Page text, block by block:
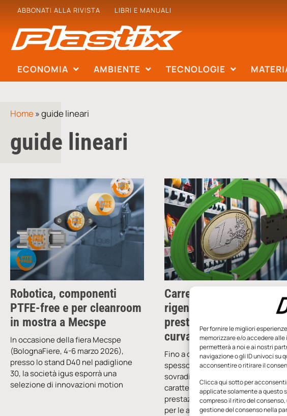
Per fornire le migliori
memorizzare e/o accedere
permetterà a noi e ai nostri
navigazione o gli ID univoci su
acconsentire o ritirare il
Clicca qui sotto per
applicate solamente a questo
compreso il ritiro del
gestione del consenso nella
ABBONATI ALLA RIVISTA LIBRI E MANUALI
ECONOMIA AMBIENTE TECNOLOGIE
Home»guide lineari
guide lineari
Robotica, componenti
PTFE-free e per cleanroom
in mostra a Mecspe
In occasione della fiera Mecspe
(BolognaFiere, 4-6 marzo 2026),
presso lo stand D40 nel padiglione
30, la società igus esporrà una
selezione di innovazioni motion
Carrelli in plastica
rigenerata ad alte
prestazioni… anche in
curva
Fino a oggi, i progettisti sono stati
spesso costretti a utilizzare
sovradimensionate, con
caratteristiche meccaniche e
prestazioni non necessarie, anche
per le applicazioni più